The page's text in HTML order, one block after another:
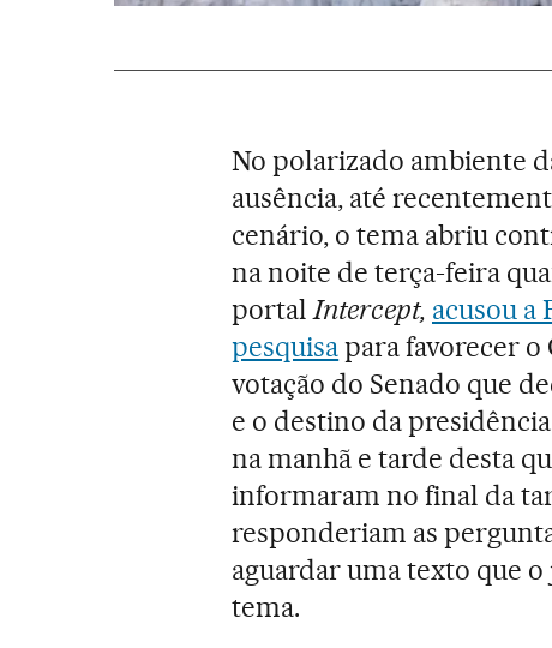
No polarizado ambiente
ausência, até
cenário, o tema abriu
na noite de terça-feira
portalIntercept, acusou a
pesquisapara favorecer o
votação do Senado que
e o destino da
na manhã e tarde desta
informaram no final da
responderiam as
aguardar uma texto que
tema.